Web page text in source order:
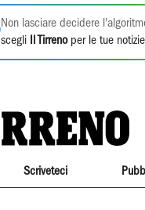
Non lasciare decidere
scegli
Il Tirrenoper le tue
Scriveteci